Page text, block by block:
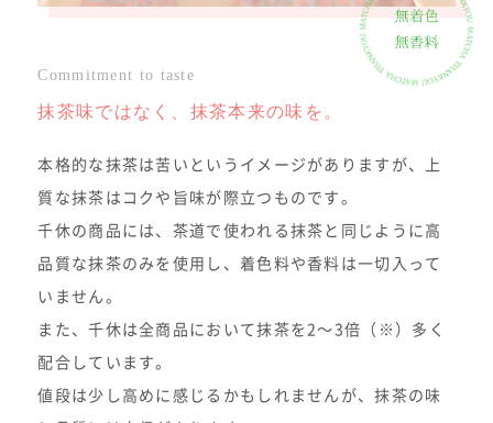
Commitment to taste
抹茶味ではなく、抹茶本来の味を。
本格的な抹茶は苦いというイメージがありますが、上
質な抹茶はコクや旨味が際立つものです。
千休の商品には、茶道で使われる抹茶と同じように高
品質な抹茶のみを使用し、着色料や香料は一切入って
いません。
また、千休は全商品において抹茶を2～3倍（※）多く
配合しています。
値段は少し高めに感じるかもしれませんが、抹茶の味